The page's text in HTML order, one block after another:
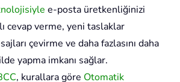
e-posta üretkenliğinizi
cevap verme, yeni taslaklar
çevirme ve daha fazlasını daha
yapma imkanı sağlar.
, kurallara göre Otomatik